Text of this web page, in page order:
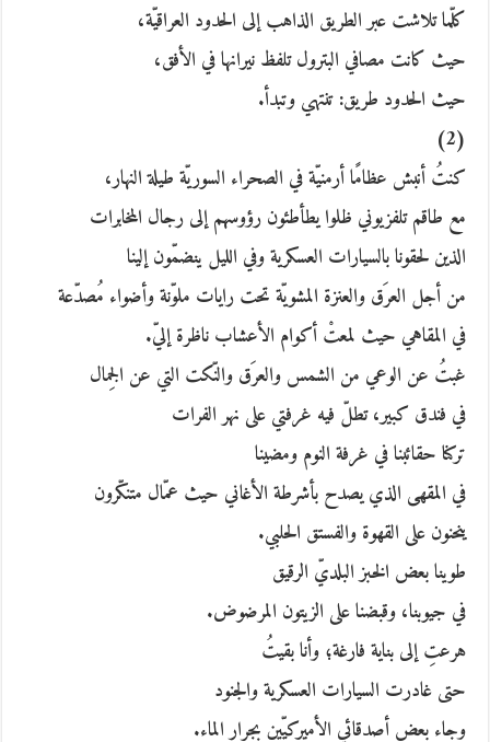
كلّما تلاشت عبر الطريق الذاهب إلى الحدود العراقيّة،
حيث كانت مصافي البترول تلفظ نيرانها في الأفق،
حيث الحدود طريق: تنتهي وتبدأ.
(2)
كنتُ أنبش عظامًا أرمنيّة في الصحراء السوريّة طيلة النهار،
مع طاقم تلفزيوني ظلوا يطأطئون رؤوسهم إلى رجال المخابرات
الذين لحقونا بالسيارات العسكرية وفي الليل ينضمّون إلينا
من أجل العرَق والعنزة المشويّة تحت رايات ملوّنة وأضواء مُصدّعة
في المقاهي حيث لمعتْ أكوام الأعشاب ناظرة إليّ.
غبتُ عن الوعي من الشمس والعرَق والنّكت التي عن الجِمال
في فندق كبير، تطلّ فيه غرفتي على نهر الفرات
تركنا حقائبنا في غرفة النوم ومضينا
في المقهى الذي يصدح بأشرطة الأغاني حيث عمّال متنكّرون
ينحنون على القهوة والفستق الحلبي.
طوينا بعض الخبز البلديّ الرقيق
في جيوبنا، وقبضنا على الزيتون المرضوض.
هرعتِ إلى بناية فارغة؛ وأنا بقيتُ
حتى غادرت السيارات العسكرية والجنود
وجاء بعض أصدقائي الأميركيّين بجرار الماء.